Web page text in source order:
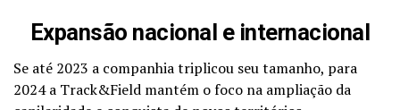
Expansão nacional e internacional
Se até 2023 a companhia triplicou seu tamanho, para
2024 a Track&Field mantém o foco na ampliação da